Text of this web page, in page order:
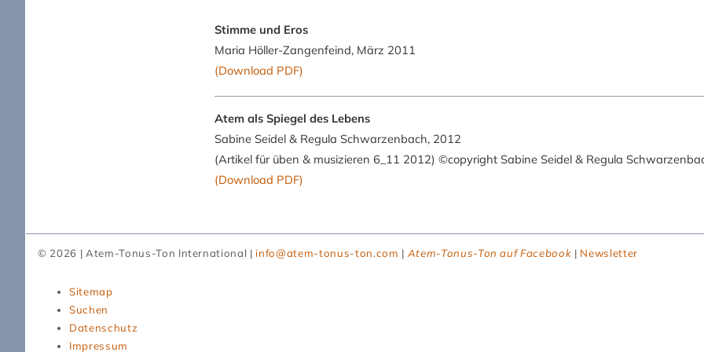
Stimme und Eros
Maria Höller-Zangenfeind, März 2011
(Download PDF)
Atem als Spiegel des Lebens
Sabine Seidel & Regula Schwarzenbach, 2012
(Artikel für üben & musizieren 6_11 2012) ©copyright Sabine Seidel & Regula
(Download PDF)
© 2026 | Atem-Tonus-Ton International | info@atem-tonus-ton.com | Atem-Tonus-Ton auf Facebook | Newsletter
überspringen
Sitemap
Suchen
Datenschutz
Impressum